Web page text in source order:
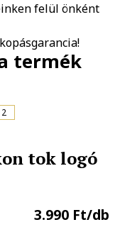
felül önként
termék
tok logó
3.990 Ft/db